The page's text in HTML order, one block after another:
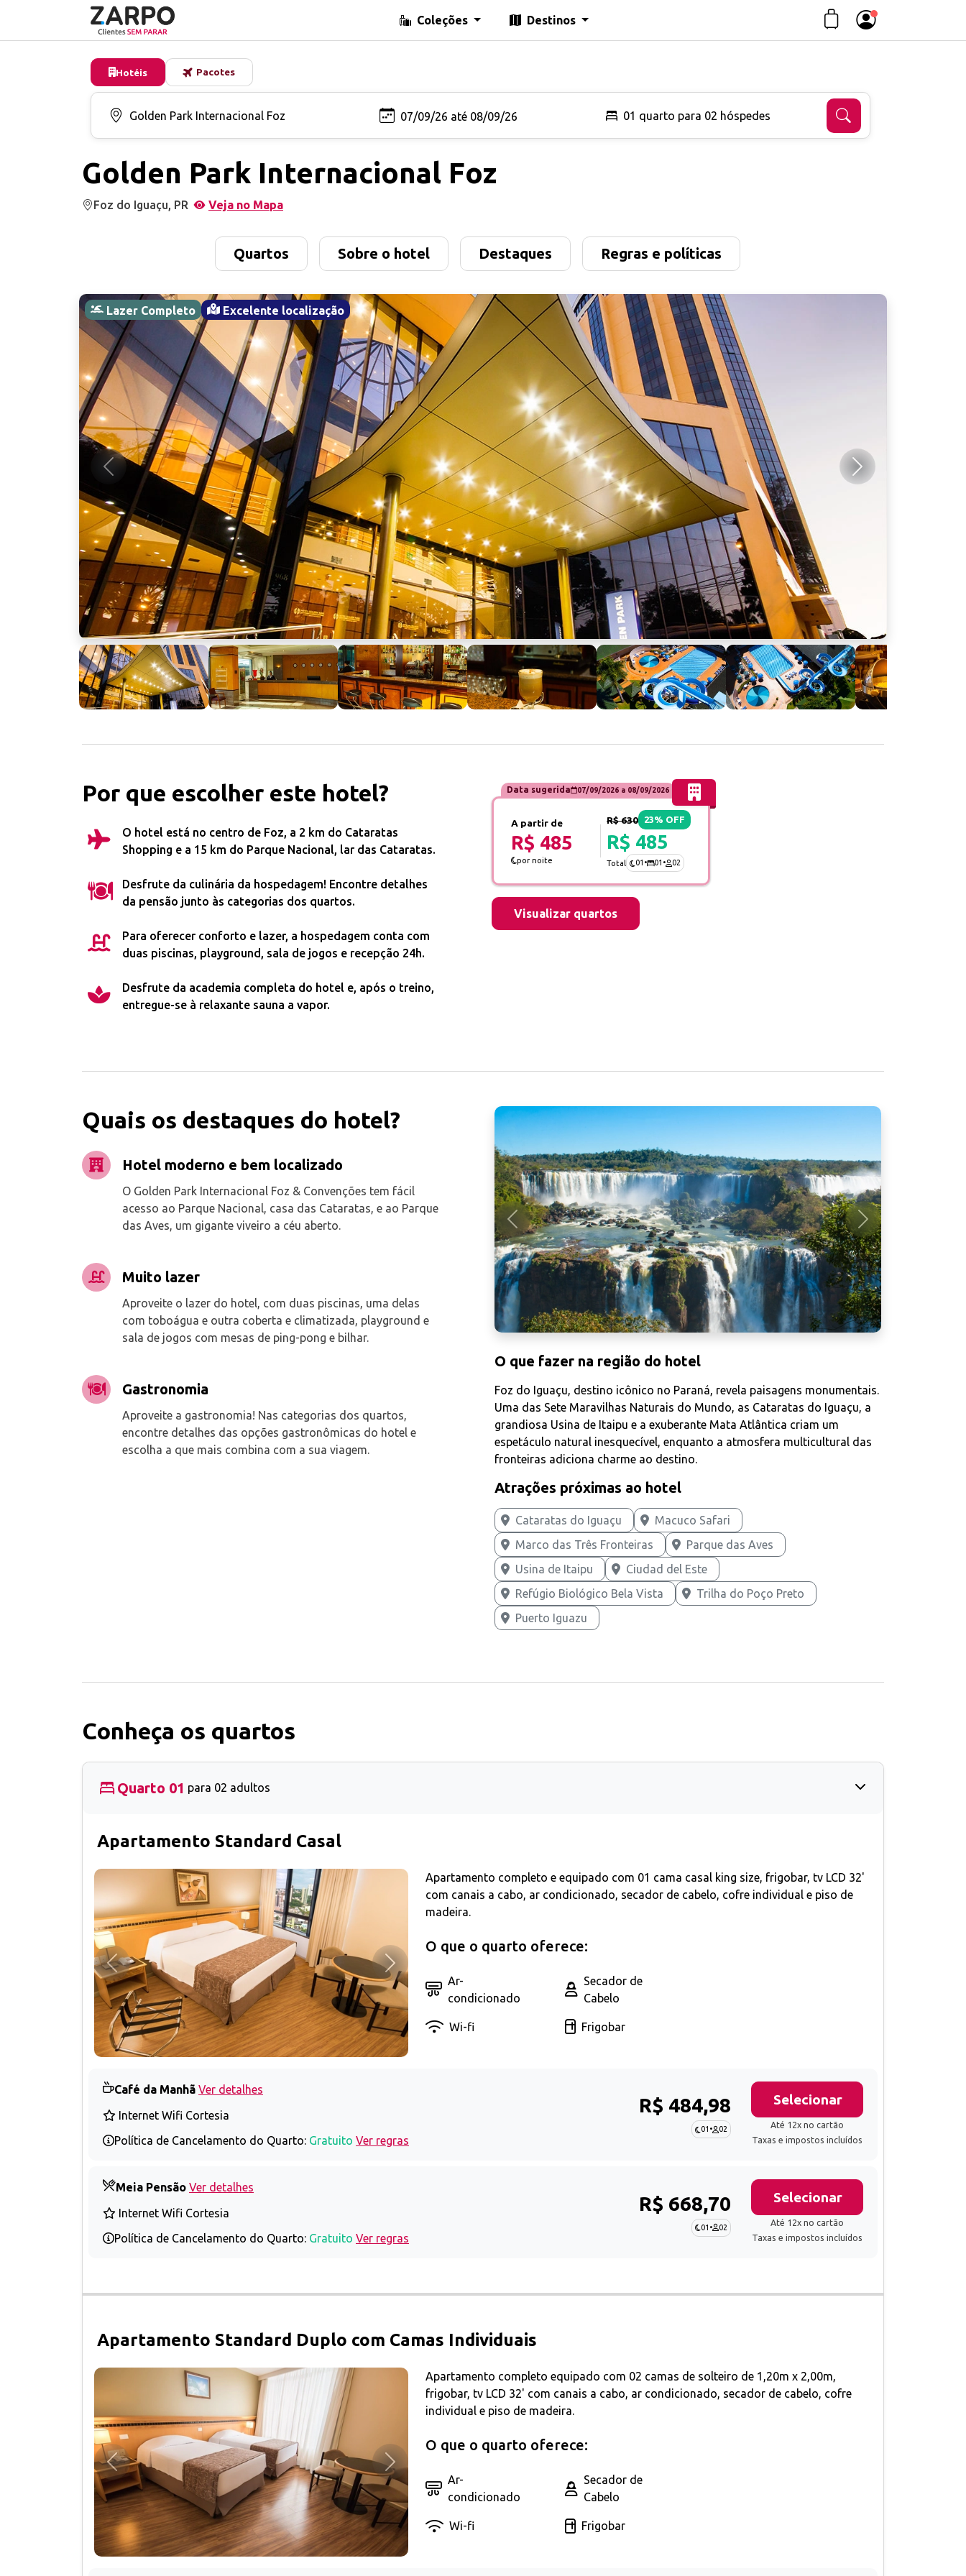
Coleções Destinos
Hotéis Pacotes
01 quarto para 02 hóspedes
Golden Park Internacional Foz
Foz do Iguaçu, PR Veja no Mapa
Quartos Sobre o hotel Destaques Regras e políticas
Anterior Próximo
Lazer Completo Excelente localização
Por que escolher este hotel?
O hotel está no centro de Foz, a 2 km do Cataratas
Shopping e a 15 km do Parque Nacional, lar das Cataratas.
Desfrute da culinária da hospedagem! Encontre detalhes
da pensão junto às categorias dos quartos.
Para oferecer conforto e lazer, a hospedagem conta com
duas piscinas, playground, sala de jogos e recepção 24h.
Desfrute da academia completa do hotel e, após o treino,
entregue-se à relaxante sauna a vapor.
Data sugerida 07/09/2026a 08/09/2026
A partir de
R$ 485
por noite
R$ 630 23% OFF
R$ 485
Total 01 • 01 • 02
Visualizar quartos
Quais os destaques do hotel?
Hotel moderno e bem localizado
O Golden Park Internacional Foz & Convenções tem fácil
acesso ao Parque Nacional, casa das Cataratas, e ao Parque
das Aves, um gigante viveiro a céu aberto.
Muito lazer
Aproveite o lazer do hotel, com duas piscinas, uma delas
com toboágua e outra coberta e climatizada, playground e
sala de jogos com mesas de ping-pong e bilhar.
Gastronomia
Aproveite a gastronomia! Nas categorias dos quartos,
encontre detalhes das opções gastronômicas do hotel e
escolha a que mais combina com a sua viagem.
O que fazer na região do hotel
Anterior Próximo
Foz do Iguaçu, destino icônico no Paraná, revela paisagens monumentais.
Uma das Sete Maravilhas Naturais do Mundo, as Cataratas do Iguaçu, a
grandiosa Usina de Itaipu e a exuberante Mata Atlântica criam um
espetáculo natural inesquecível, enquanto a atmosfera multicultural das
fronteiras adiciona charme ao destino.
Atrações próximas ao hotel
Cataratas do Iguaçu
Macuco Safari
Marco das Três Fronteiras
Parque das Aves
Usina de Itaipu
Ciudad del Este
Refúgio Biológico Bela Vista
Trilha do Poço Preto
Puerto Iguazu
Conheça os quartos
Quarto 01 para 02 adultos
Apartamento Standard Casal
Anterior Próximo
Apartamento completo e equipado com 01 cama casal king size, frigobar, tv LCD 32'
com canais a cabo, ar condicionado, secador de cabelo, cofre individual e piso de
madeira.
O que o quarto oferece:
Ar-
condicionado
Secador de
Cabelo
Wi-fi Frigobar
Café da Manhã Ver detalhes
Internet Wifi Cortesia
Política de Cancelamento do Quarto: Gratuito Ver regras
R$ 484,98
01 • 02
Selecionar
Até 12x no cartão
Taxas e impostos incluídos
Meia Pensão Ver detalhes
Internet Wifi Cortesia
Política de Cancelamento do Quarto: Gratuito Ver regras
R$ 668,70
01 • 02
Selecionar
Até 12x no cartão
Taxas e impostos incluídos
Apartamento Standard Duplo com Camas Individuais
Anterior Próximo
Apartamento completo equipado com 02 camas de solteiro de 1,20m x 2,00m,
frigobar, tv LCD 32' com canais a cabo, ar condicionado, secador de cabelo, cofre
individual e piso de madeira.
O que o quarto oferece:
Ar-
condicionado
Secador de
Cabelo
Wi-fi Frigobar